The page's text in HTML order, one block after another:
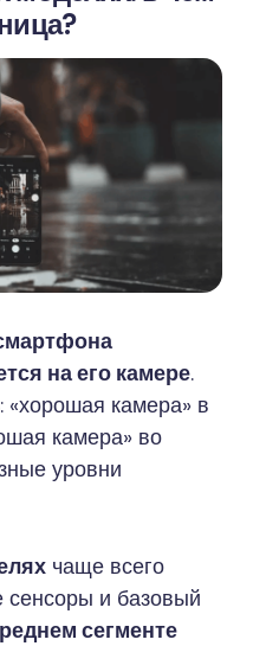
на его камере.
камера» в
камера» во
уровни
чаще всего
и базовый
сегменте